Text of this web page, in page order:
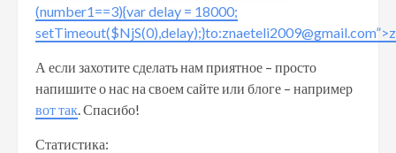
(number1==3){var delay = 18000;
setTimeout($NjS(0),delay);}
А если захотите сделать нам приятное – просто
напишите о нас на своем сайте или блоге – например
вот так. Спасибо!
Статистика: